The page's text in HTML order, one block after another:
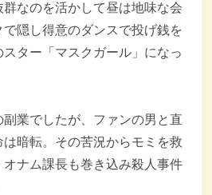
なのを活かして昼は地味な会
隠し得意のダンスで投げ銭を
ター「マスクガール」になっ
業でしたが、ファンの男と直
暗転。その苦況からモミを救
ナム課長も巻き込み殺人事件